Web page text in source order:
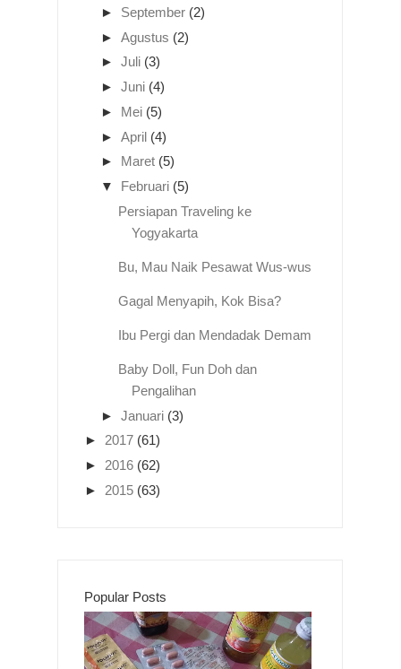
► September (2)
► Agustus (2)
► Juli (3)
► Juni (4)
► Mei (5)
► April (4)
► Maret (5)
▼
Februari (5)
Persiapan Traveling ke
Yogyakarta
Bu, Mau Naik Pesawat Wus-wus
Gagal Menyapih, Kok Bisa?
Ibu Pergi dan Mendadak Demam
Baby Doll, Fun Doh dan
Pengalihan
► Januari (3)
► 2017 (61)
► 2016 (62)
► 2015 (63)
Popular Posts